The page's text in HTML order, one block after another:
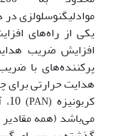
‌موادلیگنوسلولزی
یکی از راه‌های
افزایش ضریب
پرکننده‌های با
کربونیزه‌ (PAN)
می‌باشد (همه مقادیر